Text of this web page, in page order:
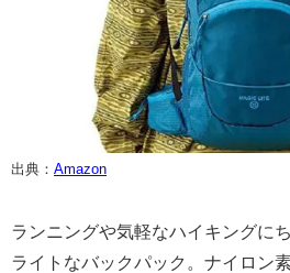
出典： Amazon
ランニングや気軽なハイキングに
ライトなバックパック。ナイロン